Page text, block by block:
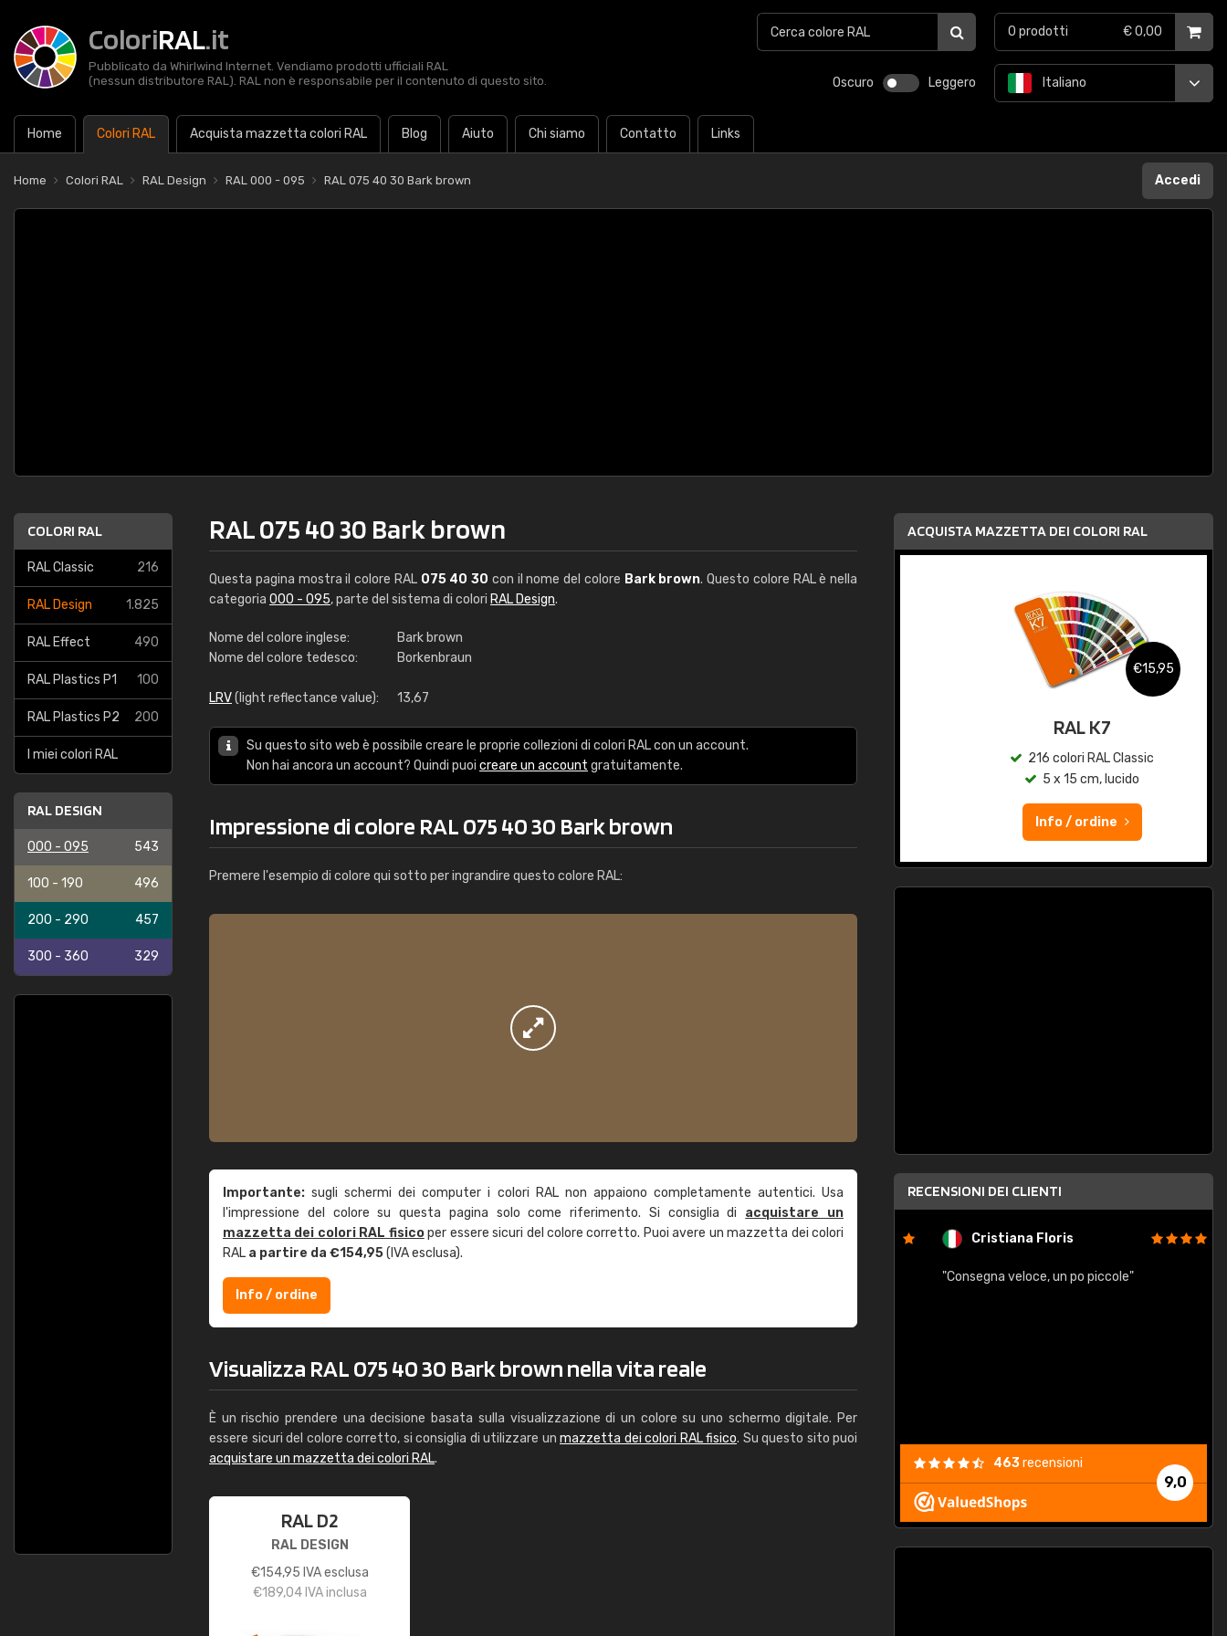
ColoriRAL.it
Pubblicato da Whirlwind Internet. Vendiamo prodotti ufficiali RAL
(nessun distributore RAL). RAL non è responsabile per il contenuto di questo sito.
Oscuro Leggero
Home Colori RAL Acquista mazzetta colori RAL Blog Aiuto Chi siamo Contatto Links
Italiano
0 prodotti € 0,00
Home Colori RAL RAL Design RAL 000 - 095 RAL 075 40 30 Bark brown Accedi
COLORI RAL
RAL Classic 216
RAL Design 1.825
RAL Effect 490
RAL Plastics P1 100
RAL Plastics P2 200
I miei colori RAL
RAL DESIGN
000 - 095 543
100 - 190 496
200 - 290 457
300 - 360 329
RAL 075 40 30 Bark brown
Questa pagina mostra il colore RAL 075 40 30 con il nome del colore Bark brown. Questo colore RAL è nella
categoria 000 - 095, parte del sistema di colori RAL Design.
Nome del colore inglese:
Bark brown
Nome del colore tedesco:
Borkenbraun
LRV(light reflectance value): 13,67
Su questo sito web è possibile creare le proprie collezioni di colori RAL con un account.
Non hai ancora un account? Quindi puoi creare un account gratuitamente.
Impressione di colore RAL 075 40 30 Bark brown
Premere l'esempio di colore qui sotto per ingrandire questo colore RAL:
Importante: sugli schermi dei computer i colori RAL non appaiono completamente autentici. Usa
l'impressione del colore su questa pagina solo come riferimento. Si consiglia di acquistare un
mazzetta dei colori RAL fisicoper essere sicuri del colore corretto. Puoi avere un mazzetta dei colori
RAL a partire da €154,95(IVA esclusa).
Info / ordine
Visualizza RAL 075 40 30 Bark brown nella vita reale
È un rischio prendere una decisione basata sulla visualizzazione di un colore su uno schermo digitale. Per
essere sicuri del colore corretto, si consiglia di utilizzare un mazzetta dei colori RAL fisico. Su questo sito puoi
acquistare un mazzetta dei colori RAL.
RAL D2
RAL DESIGN
€154,95 IVA esclusa
€189,04IVA inclusa
ACQUISTA MAZZETTA DEI COLORI RAL
RAL K7 a base d'acqua
€15,95
RAL K7
216 colori RAL Classic
5 x 15 cm, lucido
Info / ordine
RECENSIONI DEI CLIENTI
Caterina Maifredi Cristiana Floris
"Consegna veloce, un po piccole"
9,0
463recensioni